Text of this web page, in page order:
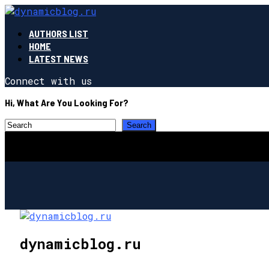
AUTHORS LIST
HOME
LATEST NEWS
Connect with us
Hi, What Are You Looking For?
dynamicblog.ru